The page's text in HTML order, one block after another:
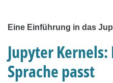
Eine Einführung in das
Jupyter
Sprache passt